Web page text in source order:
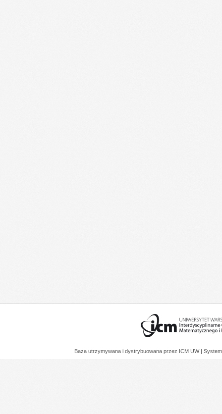
Baza utrzymywana i dystrybuowana przez ICM UW |